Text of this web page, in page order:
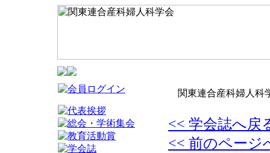
関東連合産科婦人科
<< 学会誌へ戻
<< 前のページ